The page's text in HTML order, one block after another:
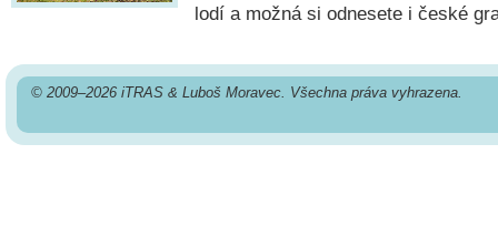
lodí a možná si odnesete i české
© 2009–2026 iTRAS & Luboš Moravec. Všechna práva vyhrazena.